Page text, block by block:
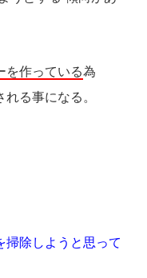
を作っている為
る事になる。
掃除しようと思って